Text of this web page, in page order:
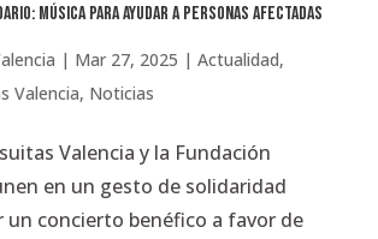
Música para ayudar a personas afectadas
| Mar 27, 2025 | Actualidad,
Valencia, Noticias
Valencia y la Fundación
en un gesto de solidaridad
un concierto benéfico a favor de